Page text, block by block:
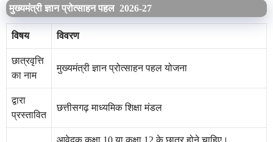
मुख्यमंत्री ज्ञान प्रोत्साहन पहल 2026-27
विषय विवरण
छात्रवृत्ति
का नाम
मुख्यमंत्री ज्ञान प्रोत्साहन पहल योजना
द्वारा
प्रस्तावित
छत्तीसगढ़ माध्यमिक शिक्षा मंडल
आवेदक कक्षा 10 या कक्षा 12 के छात्र होने चाहिए।